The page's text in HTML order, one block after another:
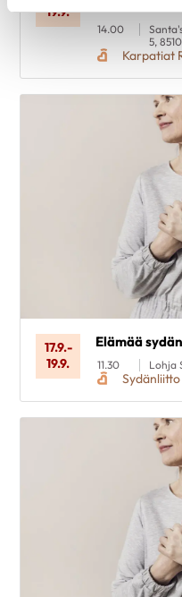
19.9.
14.00
5,
Karpatiat
17.9.-
19.9.
Elämää
11.30 Lohja